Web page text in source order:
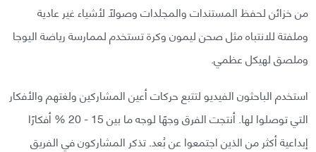
من خزائن لحفظ المستندات والمجلدات وصولًا لأشياء غير عادية
وملفتة للانتباه مثل صحن ليمون وكرة تستخدم لممارسة رياضة اليوجا
وملصق لهيكل عظمي.
استخدم الباحثون الفيديو لتتبع حركات أعين المشاركين ولغتهم والأفكار
التي توصلوا لها. أنتجت الفرق وجهًا لوجه ما بين 15 - 20 % أفكارًا
إبداعية أكثر من الذين اجتمعوا عن بُعد. تذكر المشاركون في الفريق